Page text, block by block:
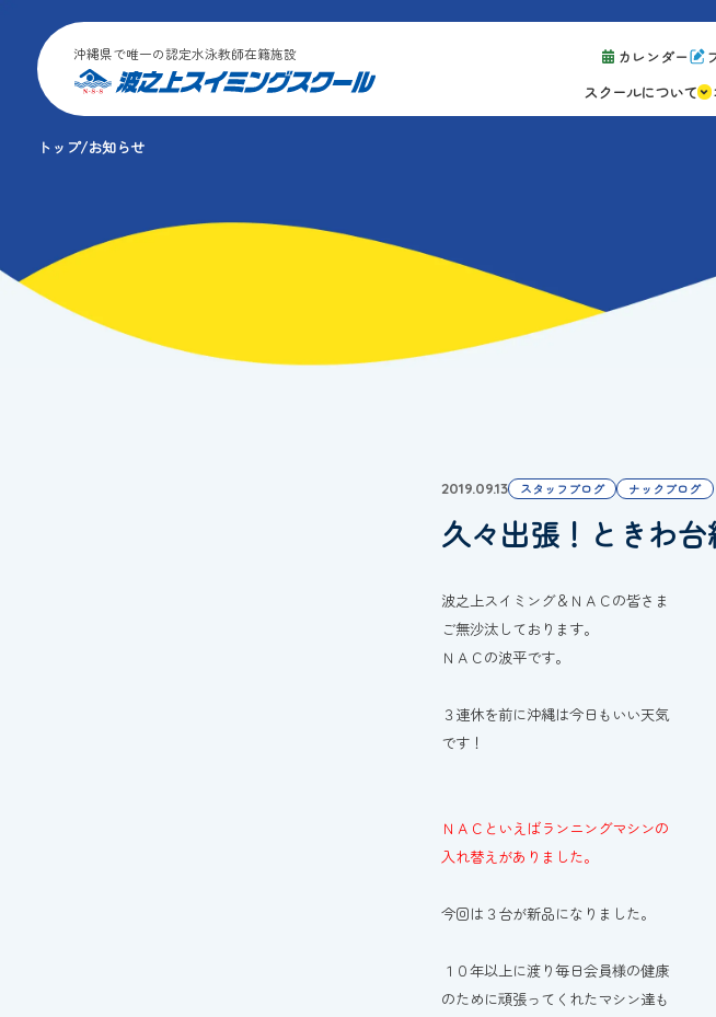
沖縄県で唯一の認定水泳教師在籍施設 カレンダー
スクールについて
トップ お知らせ
2019.09.13 スタッフブログ ナックブログ
久々出張！ときわ台
波之上スイミング＆ＮＡＣの皆さま
ご無沙汰しております。
ＮＡＣの波平です。
３連休を前に沖縄は今日もいい天気
です！
ＮＡＣといえばランニングマシンの
入れ替えがありました。
今回は３台が新品になりました。
１０年以上に渡り毎日会員様の健康
のために頑張ってくれたマシン達も